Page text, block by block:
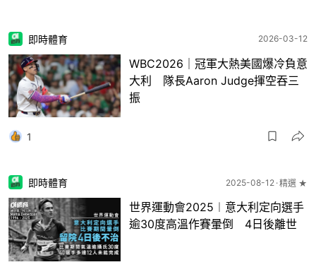
即時體育 2026-03-12
WBC2026｜冠軍大熱美國爆冷負意
大利 隊長Aaron Judge揮空吞三
振
1
即時體育 2025-08-12 精選 ★
世界運動會2025︱意大利定向選手
逾30度高溫作賽暈倒 4日後離世